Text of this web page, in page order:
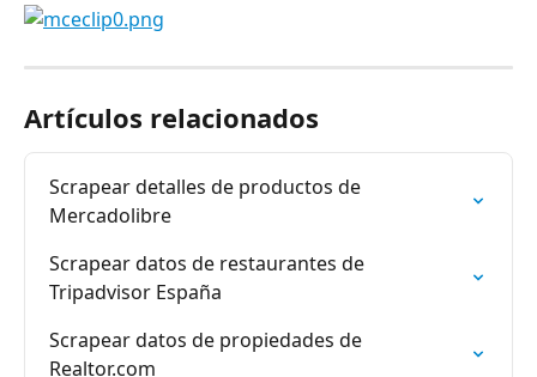
Artículos relacionados
Scrapear detalles de productos de
Mercadolibre
Scrapear datos de restaurantes de
Tripadvisor España
Scrapear datos de propiedades de
Realtor.com